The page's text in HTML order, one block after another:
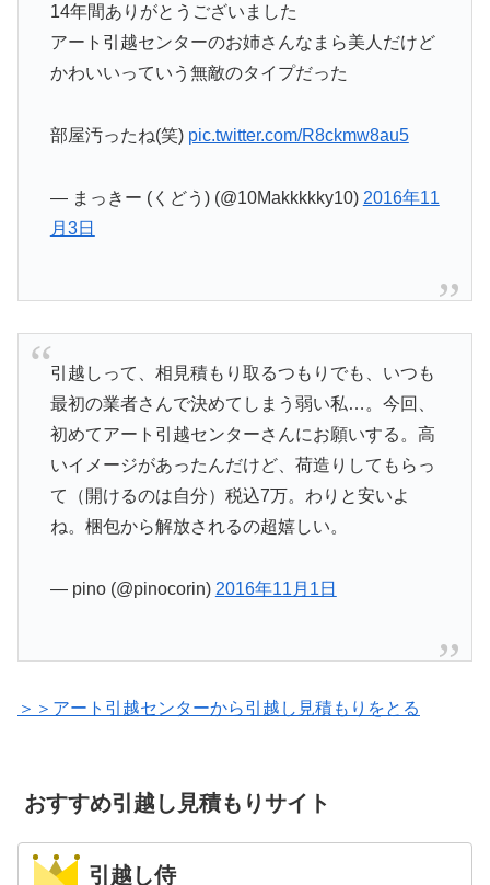
14年間ありがとうございました
アート引越センターのお姉さんなまら美人だけど
かわいいっていう無敵のタイプだった
部屋汚ったね(笑) pic.twitter.com/R8ckmw8au5
— まっきー (くどう) (@10Makkkkky10) 2016年11
月3日
引越しって、相見積もり取るつもりでも、いつも
最初の業者さんで決めてしまう弱い私…。今回、
初めてアート引越センターさんにお願いする。高
いイメージがあったんだけど、荷造りしてもらっ
て（開けるのは自分）税込7万。わりと安いよ
ね。梱包から解放されるの超嬉しい。
— pino (@pinocorin) 2016年11月1日
＞＞アート引越センターから引越し見積もりをとる
おすすめ引越し見積もりサイト
引越し侍